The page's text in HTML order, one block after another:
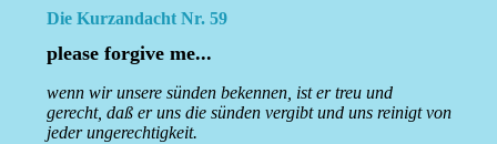
Die Kurzandacht Nr. 59
please forgive me...
wenn wir unsere sünden bekennen, ist er treu und
gerecht, daß er uns die sünden vergibt und uns reinigt von
jeder ungerechtigkeit.